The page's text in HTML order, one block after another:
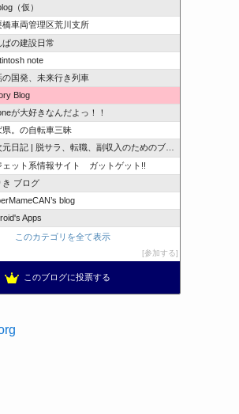
（仮）
橋車両管理区荒川支所
ぱの建設日常
note
の国発、未来行き列車
Blog
が大好きなんだよっ！！
県。の自転車三昧
日記 | 脱サラ、転職、副収入のためのブログ
ェット系情報サイト ガットゲット!!
き ブログ
blog
Apps
このカテゴリを全て表示
参加する
このブログに投票する